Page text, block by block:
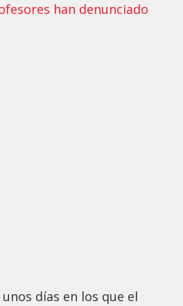
han denunciado
días en los que el